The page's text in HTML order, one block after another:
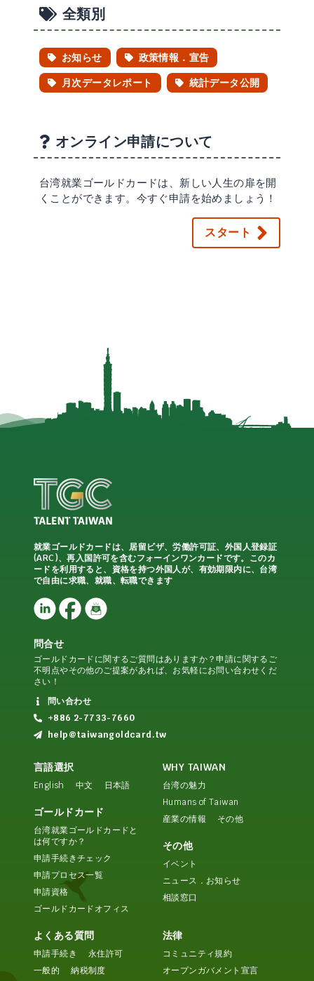
全類別
お知らせ
政策情報．宣告
月次データレポート
統計データ公開
オンライン申請について
台湾就業ゴールドカードは、新しい人生の扉を開
くことができます。今すぐ申請を始めましょう！
スタート
就業ゴールドカードは、居留ビザ、労働許可証、外国人登録証
(ARC)、再入国許可を含むフォーインワンカードです。このカ
ードを利用すると、資格を持つ外国人が、有効期限内に、台湾
で自由に求職、就職、転職できます
問合せ
ゴールドカードに関するご質問はありますか？申請に関するご
不明点やその他のご提案があれば、お気軽にお問い合わせくだ
さい！
問い合わせ
+886 2-7733-7660
help@taiwangoldcard.tw
言語選択
English 中文 日本語
ゴールドカード
台湾就業ゴールドカードと
は何ですか？
申請手続きチェック
申請プロセス一覧
申請資格
ゴールドカードオフィス
WHY TAIWAN
台湾の魅力
Humans of Taiwan
産業の情報
その他
その他
イベント
ニュース．お知らせ
相談窓口
よくある質問
申請手続き
永住許可
一般的
納税制度
法律
コミュニティ規約
オープンガバメント宣言